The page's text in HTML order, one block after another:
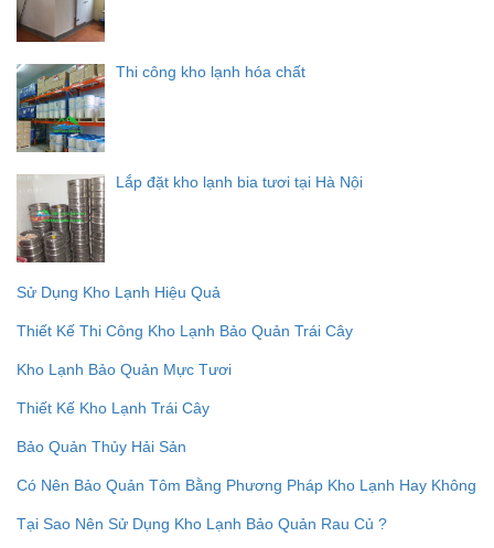
Thi công kho lạnh hóa chất
Lắp đặt kho lạnh bia tươi tại Hà Nội
Sử Dụng Kho Lạnh Hiệu Quả
Thiết Kế Thi Công Kho Lạnh Bảo Quản Trái Cây
Kho Lạnh Bảo Quản Mực Tươi
Thiết Kế Kho Lạnh Trái Cây
Bảo Quản Thủy Hải Sản
Có Nên Bảo Quản Tôm Bằng Phương Pháp Kho Lạnh Hay Không
Tại Sao Nên Sử Dụng Kho Lạnh Bảo Quản Rau Củ ?